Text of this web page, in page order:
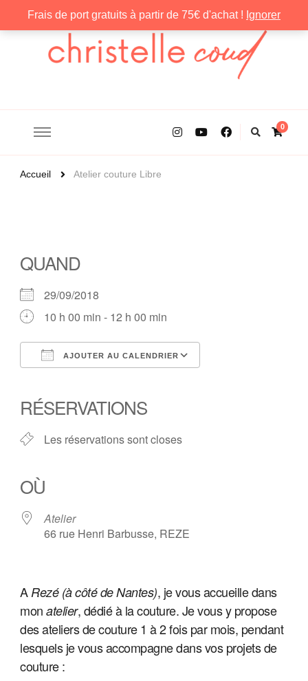
Frais de port gratuits à partir de 75€ d'achat ! Ignorer
0
Accueil Atelier couture Libre
QUAND
29/09/2018
10 h 00 min - 12 h 00 min
AJOUTER AU CALENDRIER
RÉSERVATIONS
Les réservations sont closes
OÙ
Atelier
66 rue Henri Barbusse, REZE
A Rezé (à côté de Nantes), je vous accueilledans
mon atelier, dédié à la couture. Je vous y propose
des ateliers de couture 1 à 2 fois par mois, pendant
lesquels je vous accompagne dans vos projets de
couture :